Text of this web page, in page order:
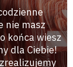
nie masz
końca wiesz
dla Ciebie!